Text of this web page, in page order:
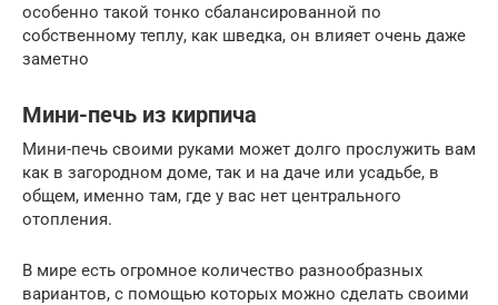
особенно такой тонко сбалансированной по
собственному теплу, как шведка, он влияет очень даже
заметно
Мини-печь из кирпича
Мини-печь своими руками может долго прослужить вам
как в загородном доме, так и на даче или усадьбе, в
общем, именно там, где у вас нет центрального
отопления.
В мире есть огромное количество разнообразных
вариантов, с помощью которых можно сделать своими